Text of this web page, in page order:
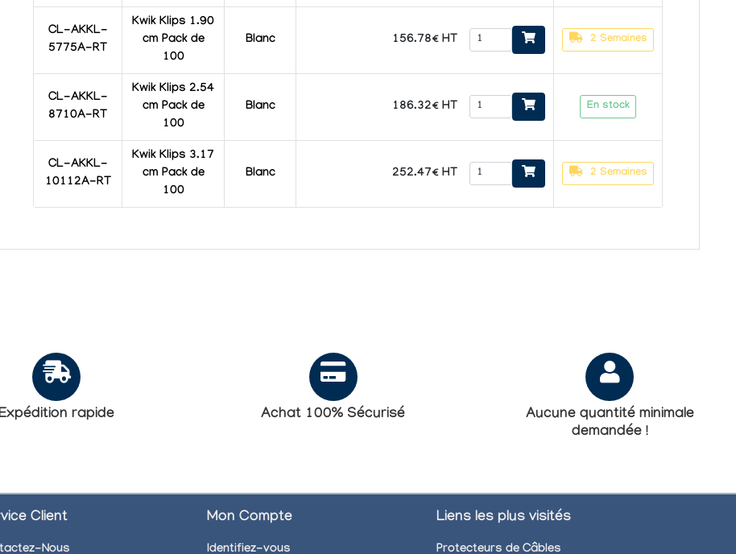
CL-AKKL-
5775A-RT
Kwik Klips 1.90
cm Pack de
100
Blanc 156.78€ HT 2 Semaines
CL-AKKL-
8710A-RT
Kwik Klips 2.54
cm Pack de
100
Blanc 186.32€ HT En stock
CL-AKKL-
10112A-RT
Kwik Klips 3.17
cm Pack de
100
Blanc 252.47€ HT 2 Semaines
rapide Achat 100% Sécurisé
Aucune quantité minimale
demandée !
Client
Nous
Mon Compte
Identifiez-vous
Liens les plus visités
Protecteurs de Câbles